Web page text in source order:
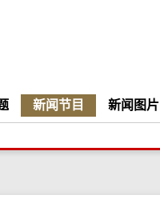
新闻节目 新闻图片